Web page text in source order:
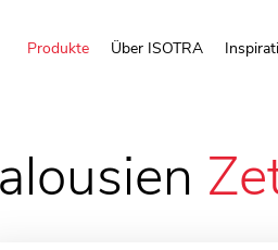
Produkte Über ISOTRA